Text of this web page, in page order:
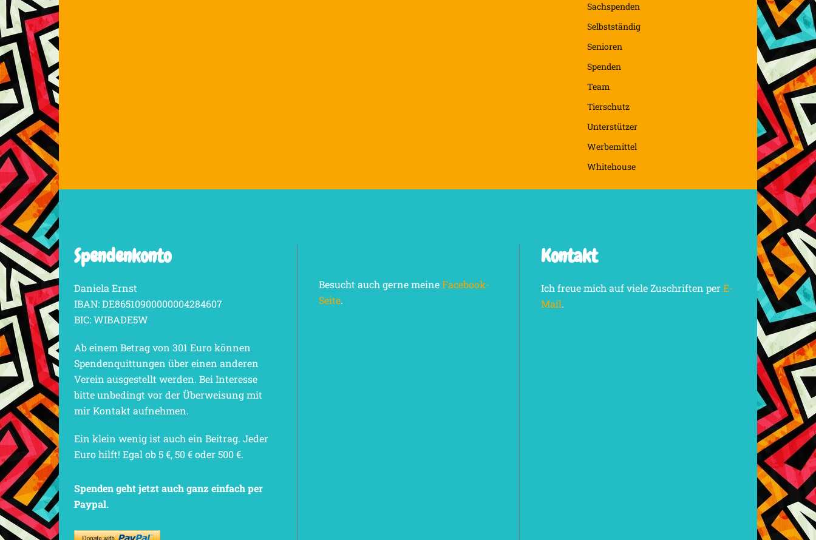
Sachspenden
Selbstständig
Senioren
Spenden
Team
Tierschutz
Unterstützer
Werbemittel
Whitehouse
Spendenkonto
Daniela Ernst
IBAN: DE86510900000004284607
BIC: WIBADE5W
Ab einem Betrag von 301 Euro können
Spendenquittungen über einen anderen
Verein ausgestellt werden. Bei Interesse
bitte unbedingt vor der Überweisung mit
mir Kontakt aufnehmen.
Ein klein wenig ist auch ein Beitrag. Jeder
Euro hilft! Egal ob 5 €, 50 € oder 500 €.
Spenden geht jetzt auch ganz einfach per
Paypal.
Besucht auch gerne meineFacebook-
Seite.
Kontakt
Ich freue mich auf viele Zuschriften perE-
Mail.